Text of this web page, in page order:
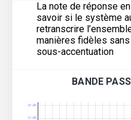
La note de réponse
savoir si le système
retranscrire
manières fidèles
sous-accentuation
BANDE